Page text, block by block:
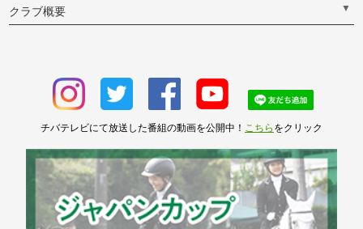
クラブ概要 ▼
チバテレビにて放送した番組の動画を公開中！ こちら をクリック